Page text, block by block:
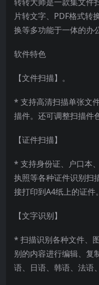
片转文字、PDF格式转
换等多功能于一体的办
软件特色
【文件扫描】。
* 支持高清扫描单张文
描件。还可调整扫描件
【证件扫描】
* 支持身份证、户口本
执照等各种证件识别扫
接打印到A4纸上的证件
【文字识别】
* 扫描识别各种文件、
别的内容进行编辑、复
语、日语、韩语、法语